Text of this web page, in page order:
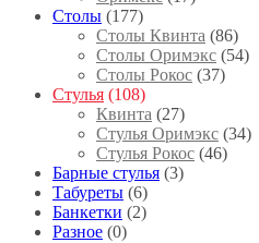
Столы (177)
Столы Квинта (86)
Столы Оримэкс (54)
Столы Рокос (37)
Стулья (108)
Квинта (27)
Стулья Оримэкс (34)
Стулья Рокос (46)
Барные стулья (3)
Табуреты (6)
Банкетки (2)
Разное (0)